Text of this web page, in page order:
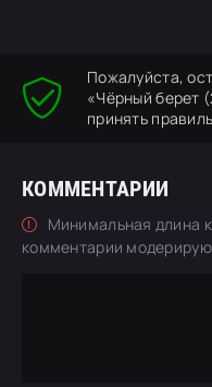
Пожалуйста,
«Чёрный берет
принять
КОММЕНТАРИИ
Минимальная длина
комментарии